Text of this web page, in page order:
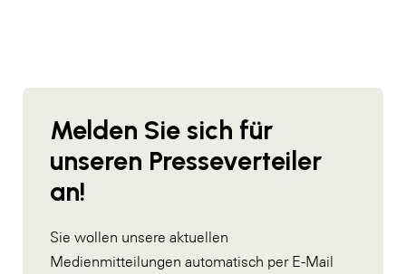
Melden Sie sich für
unseren Presseverteiler
an!
Sie wollen unsere aktuellen
Medienmitteilungen automatisch per E-Mail